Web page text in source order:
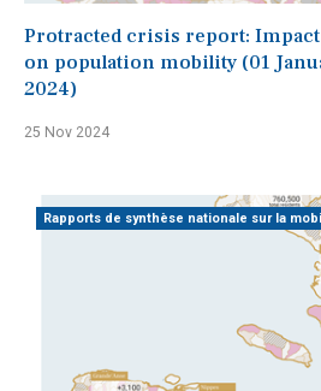
Protracted crisis report:
on population mobility (01
2024)
25 Nov 2024
Rapports de synthèse nationale sur la